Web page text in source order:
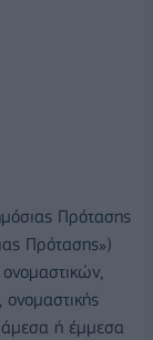
Πρότασης
Πρότασης»)
άμεσα ή έμμεσα